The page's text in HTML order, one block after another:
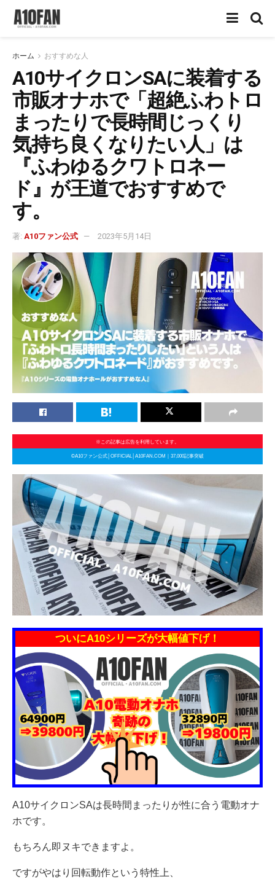
ホーム おすすめな人
A10サイクロンSAに装着する
市販オナホで「超絶ふわトロ
まったりで長時間じっくり
気持ち良くなりたい人」は
『ふわゆるクワトロネー
ド』が王道でおすすめで
す。
著: A10ファン公式 2023年5月14日
※この記事は広告を利用しています。
©A10ファン公式│OFFICIAL│A10FAN.COM｜37,000記事突破
ついにA10シリーズが大幅値下げ！
A10サイクロンSAは長時間まったりが性に合う電動オナ
ホです。
もちろん即ヌキできますよ。
ですがやはり回転動作という特性上、